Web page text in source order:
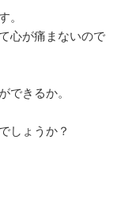
。
心が痛まないので
できるか。
しょうか？